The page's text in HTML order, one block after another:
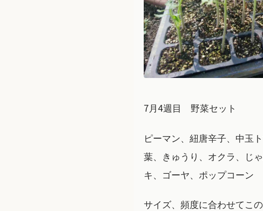
7月4週目 野菜セット
ピーマン、紐唐辛子、中玉
葉、きゅうり、オクラ、じ
キ、ゴーヤ、ポップコーン
サイズ、頻度に合わせてこ